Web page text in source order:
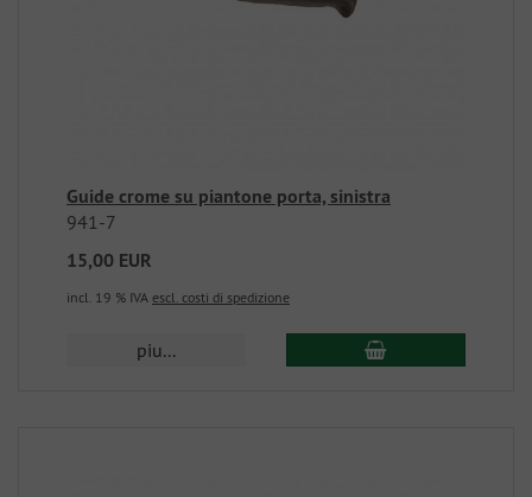
Guide crome su piantone porta, sinistra
941-7
15,00 EUR
incl. 19 % IVA escl. costi di spedizione
piu...